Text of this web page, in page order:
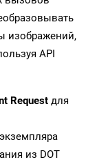
изображений,
API
Request для
экземпляра
из DOT